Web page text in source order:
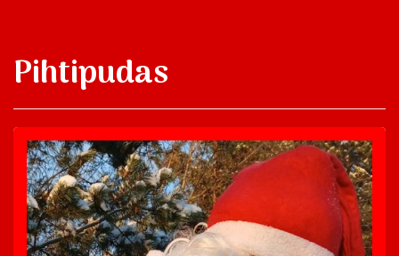
Pihtipudas